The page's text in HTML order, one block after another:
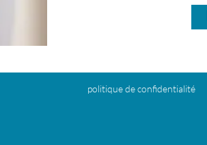
politique de confidentialité